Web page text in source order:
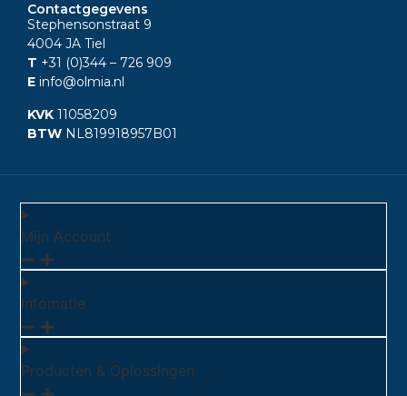
Contactgegevens
Stephensonstraat 9
4004 JA Tiel
T +31 (0)344 – 726 909
E info@olmia.nl
KVK 11058209
BTW NL819918957B01
Mijn Account
Infomatie
Producten & Oplossingen